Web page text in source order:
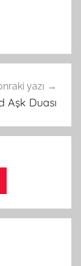
yazı
Aşk Duası